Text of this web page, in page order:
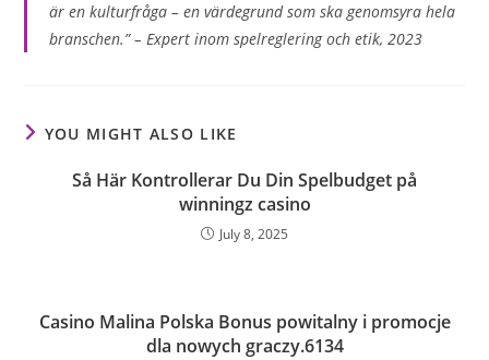
är en kulturfråga – en värdegrund som ska genomsyra hela
branschen.” – Expert inom spelreglering och etik, 2023
YOU MIGHT ALSO LIKE
Så Här Kontrollerar Du Din Spelbudget på
winningz casino
July 8, 2025
Casino Malina Polska Bonus powitalny i promocje
dla nowych graczy.6134